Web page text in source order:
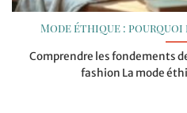
Mode éthique : pourquoi
Comprendre les fondements
fashion La mode